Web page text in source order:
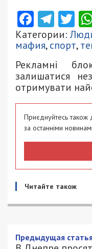
Категории:
мафия,спорт,
Рекламні
залишатися
отримувати
Приєднуйтесь
за останніми
Читайте також
Предыдущая